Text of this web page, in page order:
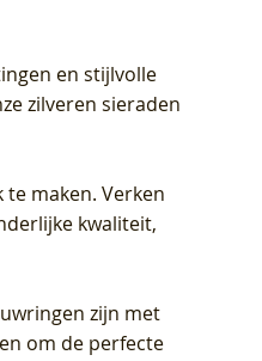
en stijlvolle
zilveren sieraden
maken. Verken
kwaliteit,
zijn met
om de perfecte